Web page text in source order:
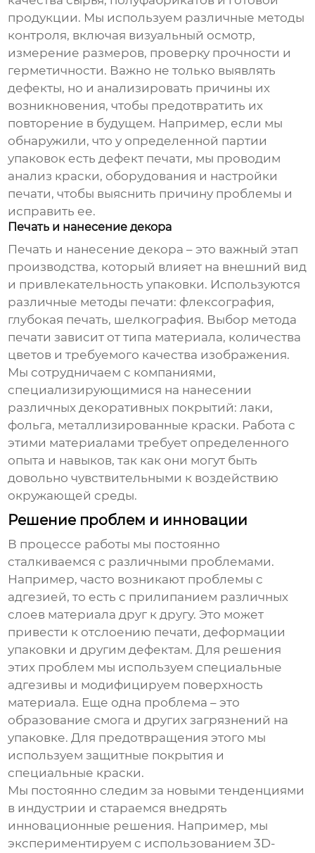
продукции. Мы используем различные методы
контроля, включая визуальный осмотр,
измерение размеров, проверку прочности и
герметичности. Важно не только выявлять
дефекты, но и анализировать причины их
возникновения, чтобы предотвратить их
повторение в будущем. Например, если мы
обнаружили, что у определенной партии
упаковок есть дефект печати, мы проводим
анализ краски, оборудования и настройки
печати, чтобы выяснить причину проблемы и
исправить ее.
Печать и нанесение декора
Печать и нанесение декора – это важный этап
производства, который влияет на внешний вид
и привлекательность упаковки. Используются
различные методы печати: флексография,
глубокая печать, шелкография. Выбор метода
печати зависит от типа материала, количества
цветов и требуемого качества изображения.
Мы сотрудничаем с компаниями,
специализирующимися на нанесении
различных декоративных покрытий: лаки,
фольга, металлизированные краски. Работа с
этими материалами требует определенного
опыта и навыков, так как они могут быть
довольно чувствительными к воздействию
окружающей среды.
Решение проблем и инновации
В процессе работы мы постоянно
сталкиваемся с различными проблемами.
Например, часто возникают проблемы с
адгезией, то есть с прилипанием различных
слоев материала друг к другу. Это может
привести к отслоению печати, деформации
упаковки и другим дефектам. Для решения
этих проблем мы используем специальные
адгезивы и модифицируем поверхность
материала. Еще одна проблема – это
образование смога и других загрязнений на
упаковке. Для предотвращения этого мы
используем защитные покрытия и
специальные краски.
Мы постоянно следим за новыми тенденциями
в индустрии и стараемся внедрять
инновационные решения. Например, мы
экспериментируем с использованием 3D-